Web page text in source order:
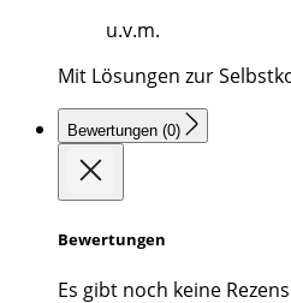
u.v.m.
Mit Lösungen zur
Bewertungen (0)
Bewertungen
Es gibt noch keine